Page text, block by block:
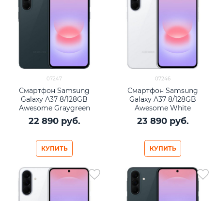
07247
Смартфон Samsung
Galaxy A37 8/128GB
Awesome Graygreen
22 890 руб.
КУПИТЬ
07246
Смартфон Samsung
Galaxy A37 8/128GB
Awesome White
23 890 руб.
КУПИТЬ